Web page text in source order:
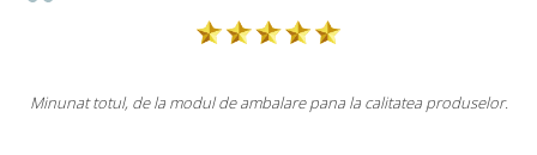
totul, de la modul de ambalare pana la calitatea produselor.